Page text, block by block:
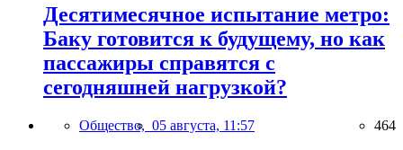
Десятимесячное испытание метро:
Баку готовится к будущему, но как
пассажиры справятся с
сегодняшней нагрузкой?
Общество, 05 августа, 11:57 464